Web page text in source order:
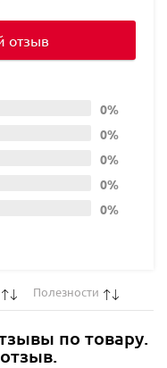
0%
0%
0%
0%
0%
отзыв
Полезности
по товару.